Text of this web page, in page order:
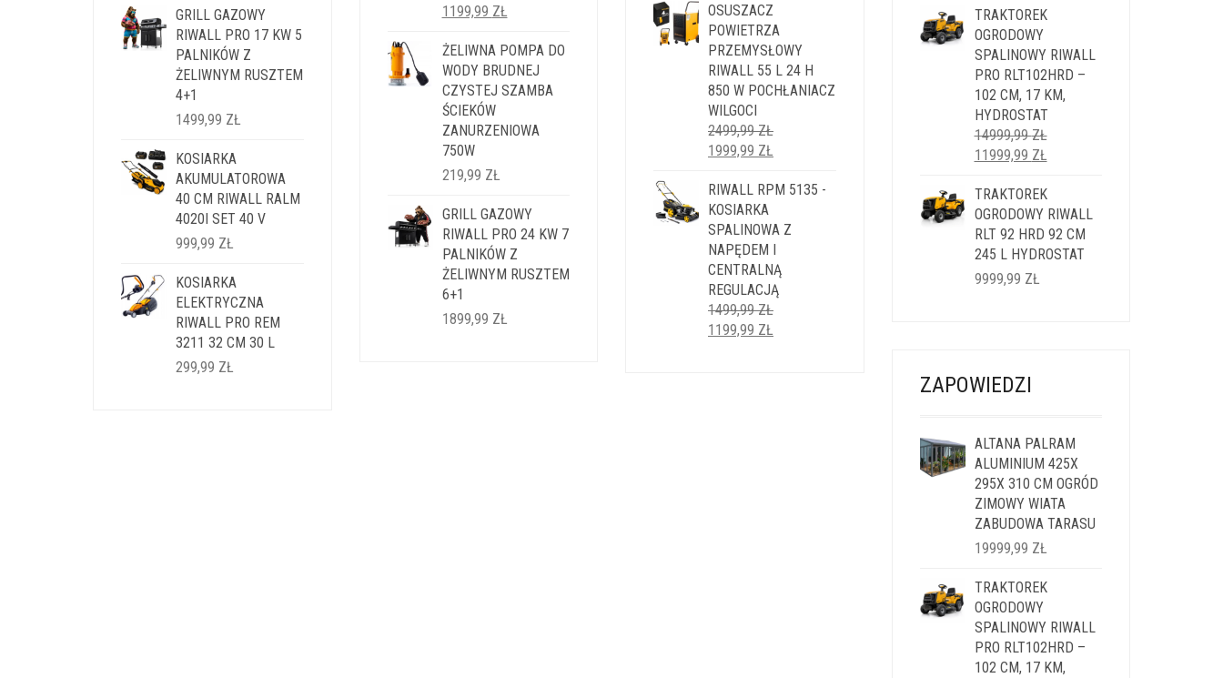
GRILL GAZOWY
RIWALL PRO 17 KW 5
PALNIKÓW Z
ŻELIWNYM RUSZTEM
4+1
1499,99 ZŁ
KOSIARKA
AKUMULATOROWA
40 CM RIWALL RALM
4020I SET 40 V
999,99 ZŁ
KOSIARKA
ELEKTRYCZNA
RIWALL PRO REM
3211 32 CM 30 L
299,99 ZŁ
PIERWOTNA
WYNOSIŁA:
1499,99 ZŁ.
1199,99 ZŁAKTUALNA
WYNOSI:
1199,99 ZŁ.
ŻELIWNA POMPA DO
WODY BRUDNEJ
CZYSTEJ SZAMBA
ŚCIEKÓW
ZANURZENIOWA
750W
219,99 ZŁ
GRILL GAZOWY
RIWALL PRO 24 KW 7
PALNIKÓW Z
ŻELIWNYM RUSZTEM
6+1
1899,99 ZŁ
WYNOSIŁA:
5999,99 ZŁ.4999,99 ZŁ.
OSUSZACZ
POWIETRZA
PRZEMYSŁOWY
RIWALL 55 L 24 H
850 W POCHŁANIACZ
WILGOCI
2499,99ZŁ
PIERWOTNA
WYNOSIŁA:
2499,99 ZŁ.
1999,99 ZŁ
WYNOSI:
RIWALL RPM 5135 -
KOSIARKA
SPALINOWA Z
NAPĘDEM I
CENTRALNĄ
REGULACJĄ
1499,99ZŁ
PIERWOTNA
1199,99 ZŁ
TRAKTOREK
OGRODOWY
SPALINOWY RIWALL
PRO RLT102HRD –
102 CM, 17 KM,
HYDROSTAT
14999,99ZŁ
PIERWOTNA
WYNOSIŁA:
14999,99 ZŁ.
11999,99 ZŁAKTUALNA
WYNOSI:
11999,99 ZŁ.
TRAKTOREK
OGRODOWY RIWALL
RLT 92 HRD 92 CM
245 L HYDROSTAT
9999,99 ZŁ
ZAPOWIEDZI
ALTANA PALRAM
ALUMINIUM 425X
295X 310 CM OGRÓD
ZIMOWY WIATA
ZABUDOWA TARASU
19999,99 ZŁ
TRAKTOREK
OGRODOWY
SPALINOWY RIWALL
PRO RLT102HRD –
102 CM, 17 KM,